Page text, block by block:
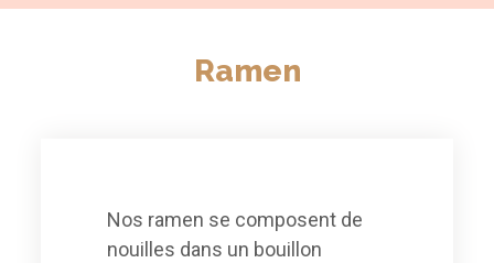
Ramen
Nos ramen se composent de
nouilles dans un bouillon